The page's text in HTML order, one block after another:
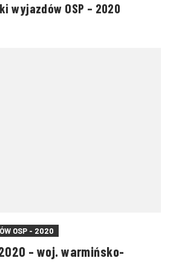
wyjazdów OSP – 2020
OSP - 2020
– woj. warmińsko-